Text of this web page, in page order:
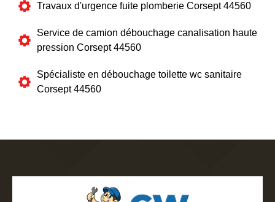
Travaux d'urgence fuite plomberie Corsept 44560
Service de camion débouchage canalisation haute
pression Corsept 44560
Spécialiste en débouchage toilette wc sanitaire
Corsept 44560